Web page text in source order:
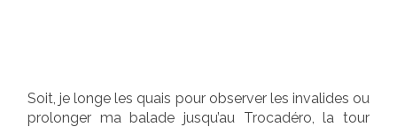
Soit, je longe les quais pour observer les invalides ou
prolonger ma balade jusqu’au Trocadéro, la tour